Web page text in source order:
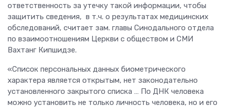
ответственность за утечку такой информации, чтобы
защитить сведения, в т.ч. о результатах медицинских
обследований, считает зам. главы Синодального отдела
по взаимоотношениям Церкви с обществом и СМИ
Вахтанг Кипшидзе.
«Список персональных данных биометрического
характера является открытым, нет законодательно
установленного закрытого списка … По ДНК человека
можно установить не только личность человека, но и его